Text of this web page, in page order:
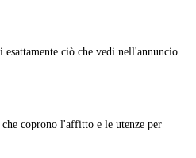
ciò che vedi nell'annuncio.
coprono l'affitto e le utenze per